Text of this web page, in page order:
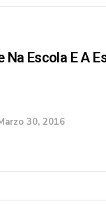
Na Escola E A
30, 2016